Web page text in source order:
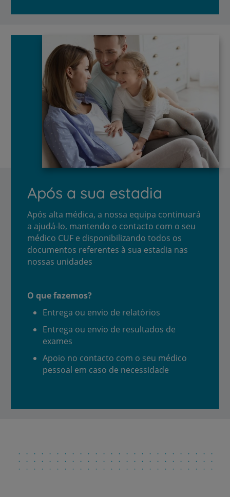
Após a sua estadia
Após alta médica, a nossa equipa continuará
a ajudá-lo, mantendo o contacto com o seu
médico CUF e disponibilizando todos os
documentos referentes à sua estadia nas
nossas unidades
O que fazemos?
Entrega ou envio de relatórios
Entrega ou envio de resultados de
exames
Apoio no contacto com o seu médico
pessoal em caso de necessidade